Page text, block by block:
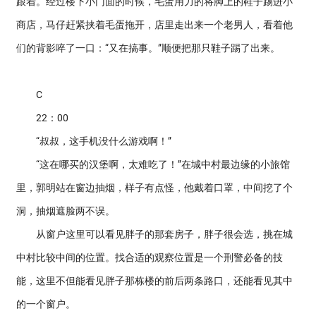
商店，马仔赶紧挟着毛蛋拖开，店里走出来一个老男人，看着他
们的背影啐了一口：“又在搞事。”顺便把那只鞋子踢了出来。
C
22：00
“叔叔，这手机没什么游戏啊！”
“这在哪买的汉堡啊，太难吃了！”在城中村最边缘的小旅馆
里，郭明站在窗边抽烟，样子有点怪，他戴着口罩，中间挖了个
洞，抽烟遮脸两不误。
从窗户这里可以看见胖子的那套房子，胖子很会选，挑在城
中村比较中间的位置。找合适的观察位置是一个刑警必备的技
能，这里不但能看见胖子那栋楼的前后两条路口，还能看见其中
的一个窗户。